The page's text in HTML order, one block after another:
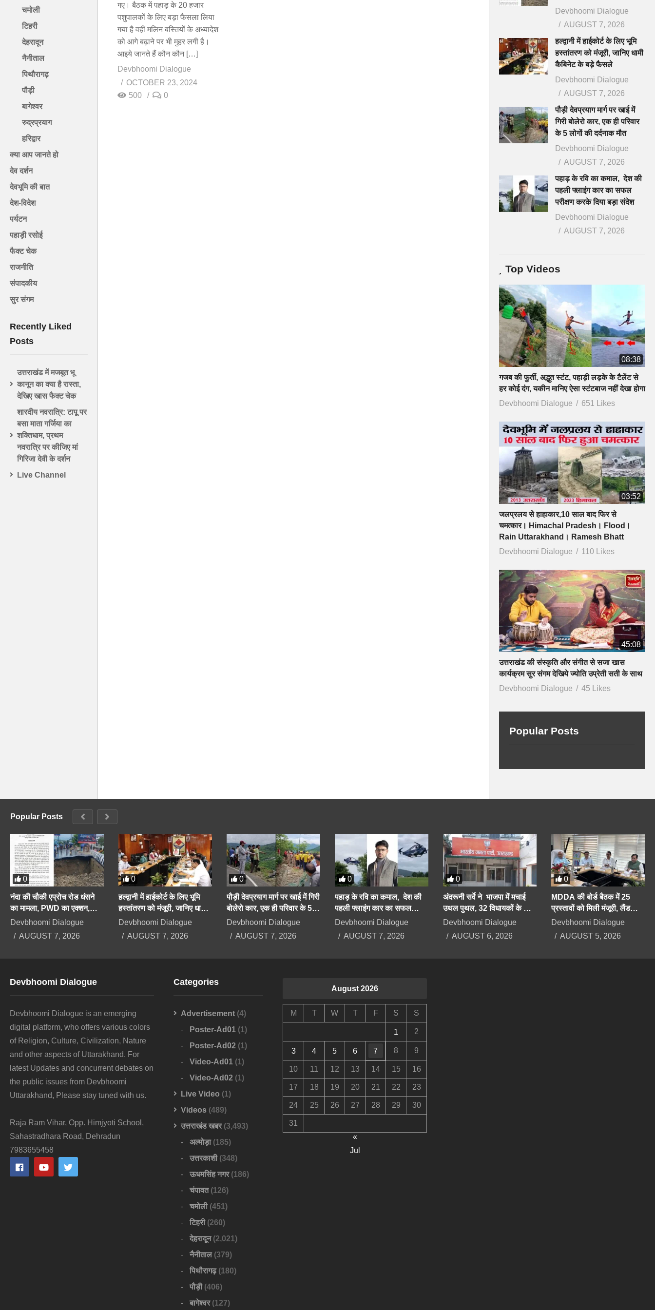
चमोली
टिहरी
देहरादून
नैनीताल
पिथौरागढ़
पौड़ी
बागेश्वर
रुद्रप्रयाग
हरिद्वार
क्या आप जानते हो
देव दर्शन
देवभूमि की बात
देश-विदेश
पर्यटन
पहाड़ी रसोई
फैक्ट चेक
राजनीति
संपादकीय
सुर संगम
Recently Liked
Posts
उत्तराखंड में मजबूत भू
कानून का क्या है रास्ता,
देखिए खास फैक्ट चेक
शारदीय नवरात्रि: टापू पर
बसा माता गर्जिया का
शक्तिधाम, प्रथम
नवरात्रि पर कीजिए मां
गिरिजा देवी के दर्शन
Live Channel
गए। बैठक में पहाड़ के 20 हजार
पशुपालकों के लिए बड़ा फैसला लिया
गया है वहीं मलिन बस्तियों के अध्यादेश
को आगे बढ़ाने पर भी मुहर लगी है।
आइये जानते हैं कौन कौन […]
Devbhoomi Dialogue
OCTOBER 23, 2024
500
0
Devbhoomi Dialogue
AUGUST 7, 2026
हल्द्वानी में हाईकोर्ट के लिए भूमि
हस्तांतरण को मंजूरी, जानिए धामी
कैबिनेट के बड़े फैसले
Devbhoomi Dialogue
AUGUST 7, 2026
पौड़ी देवप्रयाग मार्ग पर खाई में
गिरी बोलेरो कार, एक ही परिवार
के 5 लोगों की दर्दनाक मौत
Devbhoomi Dialogue
AUGUST 7, 2026
पहाड़ के रवि का कमाल, देश की
पहली फ्लाइंग कार का सफल
परीक्षण करके दिया बड़ा संदेश
Devbhoomi Dialogue
AUGUST 7, 2026
Top Videos
08:38
गजब की फुर्ती, अद्भुत स्टंट, पहाड़ी लड़के के टैलेंट से
हर कोई दंग, यकीन मानिए ऐसा स्टंटबाज नहीं देखा होगा
Devbhoomi Dialogue
651 Likes
03:52
जलप्रलय से हाहाकार,10 साल बाद फिर से
चमत्कार। Himachal Pradesh। Flood।
Rain Uttarakhand। Ramesh Bhatt
Devbhoomi Dialogue
110 Likes
45:08
उत्तराखंड की संस्कृति और संगीत से सजा खास
कार्यक्रम सुर संगम देखिये ज्योति उप्रेती सती के साथ
Devbhoomi Dialogue
45 Likes
Popular Posts
Popular Posts
0
नंदा की चौकी एप्रोच रोड धंसने
का मामला, PWD का एक्शन,
अधिशाषी अभियंता निलंबित
Devbhoomi Dialogue
AUGUST 7, 2026
0
हल्द्वानी में हाईकोर्ट के लिए भूमि
हस्तांतरण को मंजूरी, जानिए धामी
कैबिनेट के बड़े फैसले
Devbhoomi Dialogue
AUGUST 7, 2026
0
पौड़ी देवप्रयाग मार्ग पर खाई में गिरी
बोलेरो कार, एक ही परिवार के 5
लोगों की दर्दनाक मौत
Devbhoomi Dialogue
AUGUST 7, 2026
0
पहाड़ के रवि का कमाल, देश की
पहली फ्लाइंग कार का सफल
परीक्षण करके दिया बड़ा संदेश
Devbhoomi Dialogue
AUGUST 7, 2026
0
अंदरूनी सर्वे ने भाजपा में मचाई
उथल पुथल, 32 विधायकों के कट
सकते हैं टिकट, सीएम को भी सेफ
Devbhoomi Dialogue
AUGUST 6, 2026
0
MDDA की बोर्ड बैठक में 25
प्रस्तावों को मिली मंजूरी, लैंड
पूलिंग, पर्यटन, औद्योगिक भवनों पर
Devbhoomi Dialogue
AUGUST 5, 2026
Devbhoomi Dialogue
Devbhoomi Dialogue is an emerging
digital platform, who offers various colors
of Religion, Culture, Civilization, Nature
and other aspects of Uttarakhand. For
latest Updates and concurrent debates on
the public issues from Devbhoomi
Uttarakhand, Please stay tuned with us.
Raja Ram Vihar, Opp. Himjyoti School,
Sahastradhara Road, Dehradun
7983655458
Categories
Advertisement (4)
Poster-Ad01 (1)
Poster-Ad02 (1)
Video-Ad01 (1)
Video-Ad02 (1)
Live Video (1)
Videos (489)
उत्तराखंड खबर(3,493)
अल्मोड़ा(185)
उत्तरकाशी(348)
ऊधमसिंह नगर(186)
चंपावत(126)
चमोली(451)
टिहरी(260)
देहरादून(2,021)
नैनीताल(379)
पिथौरागढ़(180)
पौड़ी(406)
बागेश्वर(127)
August 2026
M T W T F S S
1 2
3 4 5 6 7 8 9
10 11 12 13 14 15 16
17 18 19 20 21 22 23
24 25 26 27 28 29 30
31
«
Jul